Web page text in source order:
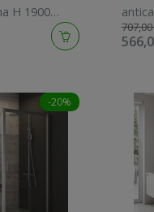
H 1900
707,00
-20%